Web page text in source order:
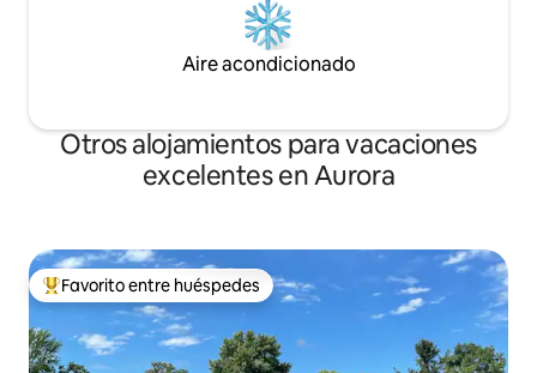
Aire acondicionado
Otros alojamientos para vacaciones
excelentes en Aurora
Favorito entre huéspedes preferido
Favorito entre huéspedes